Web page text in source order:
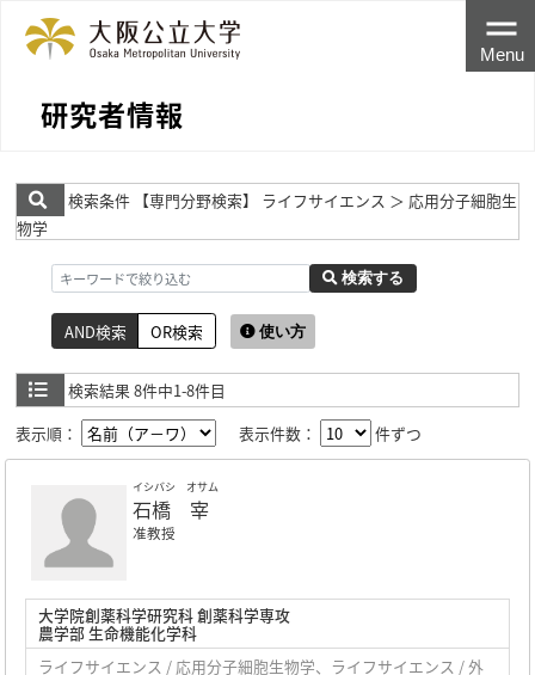
研究者情報
Menu
検索条件 【専門分野検索】 ライフサイエンス ＞ 応用分子細胞生
物学
検索する
AND検索 OR検索 使い方
検索結果 8件中1-8件目
表示順：
表示件数： 件ずつ
イシバシ オサム
石橋 宰
准教授
大学院創薬科学研究科 創薬科学専攻
農学部 生命機能化学科
ライフサイエンス / 応用分子細胞生物学、ライフサイエンス / 外